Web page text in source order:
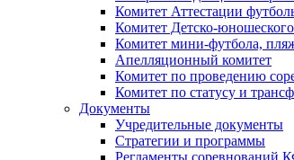
Комитет Аттестации
Комитет Детско-
Комитет мини-футбола,
Апелляционный комитет
Комитет по проведению
Комитет по статусу и
Документы
Учредительные документы
Стратегии и программы
Регламенты соревнований